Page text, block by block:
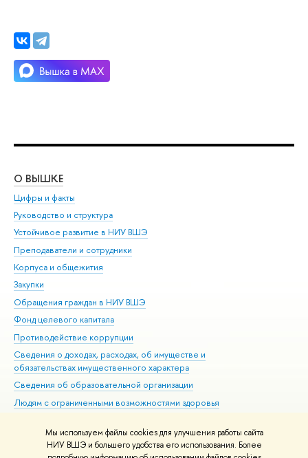
Мы используем файлы cookies для улучшения работы сайта
НИУ ВШЭ и большего удобства его использования. Более
О ВЫШКЕ
Цифры и факты
Руководство и структура
Устойчивое развитие в НИУ ВШЭ
Преподаватели и сотрудники
Корпуса и общежития
Закупки
Обращения граждан в НИУ ВШЭ
Фонд целевого капитала
Противодействие коррупции
Сведения о доходах, расходах, об имуществе и
обязательствах имущественного характера
Сведения об образовательной организации
Людям с ограниченными возможностями здоровья
Работа в Вышке